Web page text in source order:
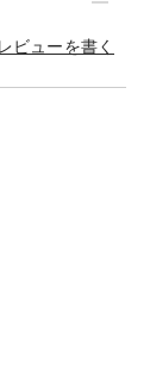
ビューを書く